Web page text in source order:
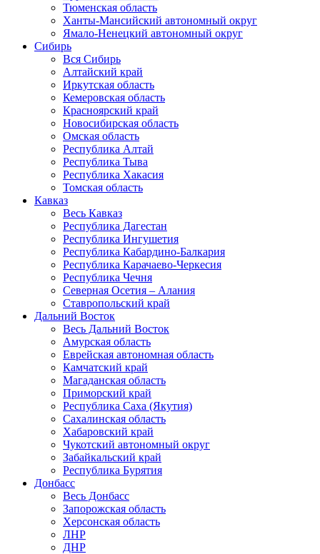
Тюменская область
Ханты-Мансийский автономный округ
Ямало-Ненецкий автономный округ
Сибирь
Вся Сибирь
Алтайский край
Иркутская область
Кемеровская область
Красноярский край
Новосибирская область
Омская область
Республика Алтай
Республика Тыва
Республика Хакасия
Томская область
Кавказ
Весь Кавказ
Республика Дагестан
Республика Ингушетия
Республика Кабардино-Балкария
Республика Карачаево-Черкесия
Республика Чечня
Северная Осетия – Алания
Ставропольский край
Дальний Восток
Весь Дальний Восток
Амурская область
Еврейская автономная область
Камчатский край
Магаданская область
Приморский край
Республика Саха (Якутия)
Сахалинская область
Хабаровский край
Чукотский автономный округ
Забайкальский край
Республика Бурятия
Донбасс
Весь Донбасс
Запорожская область
Херсонская область
ЛНР
ДНР